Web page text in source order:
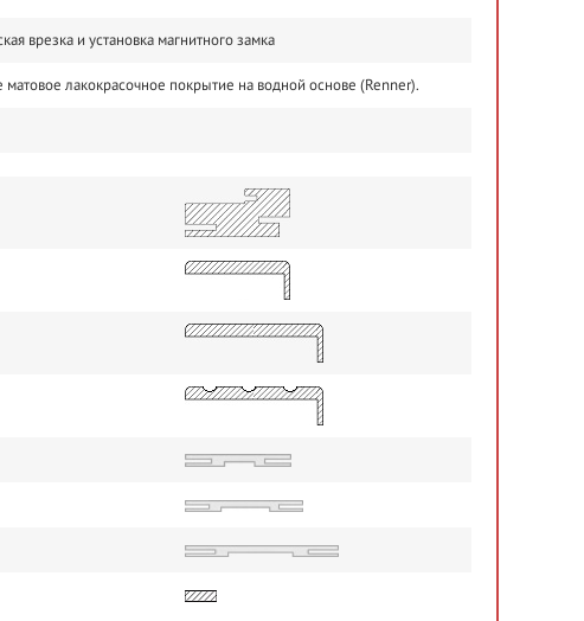
врезка и установка магнитного замка
лакокрасочное покрытие на водной основе (Renner).